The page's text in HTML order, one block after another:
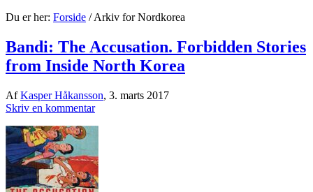
Du er her: Forside /Arkiv for Nordkorea
Bandi: The Accusation. Forbidden Stories
from Inside North Korea
AfKasper Håkansson, 3. marts 2017
Skriv en kommentar